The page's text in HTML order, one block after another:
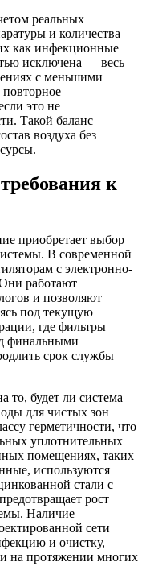
реальных
и количества
как инфекционные
исключена — весь
с меньшими
повторное
это не
Такой баланс
воздуха без
к
приобретает выбор
В современной
с электронно-
работают
и позволяют
под текущую
где фильтры
финальными
срок службы
то, будет ли система
для чистых зон
герметичности, что
уплотнительных
помещениях, таких
используются
стали с
рост
Наличие
сети
и очистку,
на протяжении многих